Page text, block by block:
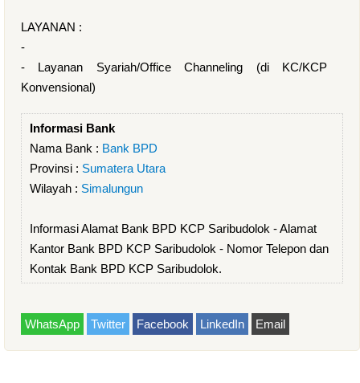
LAYANAN :
-
- Layanan Syariah/Office Channeling (di KC/KCP
Konvensional)
Informasi Bank
Nama Bank : Bank BPD
Provinsi : Sumatera Utara
Wilayah : Simalungun
Informasi Alamat Bank BPD KCP Saribudolok - Alamat
Kantor Bank BPD KCP Saribudolok - Nomor Telepon dan
Kontak Bank BPD KCP Saribudolok.
WhatsApp Twitter Facebook LinkedIn Email